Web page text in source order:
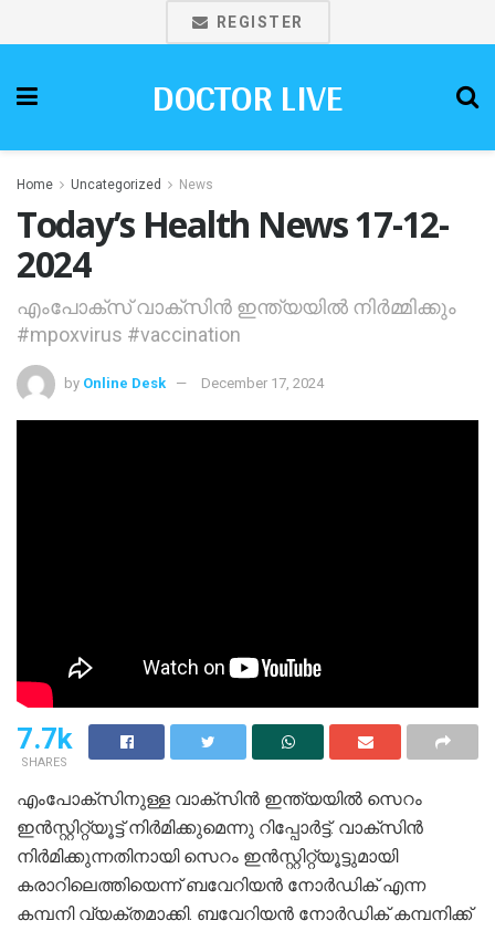
REGISTER
DOCTOR LIVE
Home Uncategorized News
Today’s Health News 17-12-
2024
എംപോക്‌സ് വാക്‌സിന്‍ ഇന്ത്യയില്‍ നിര്‍മ്മിക്കും
#mpoxvirus #vaccination
by Online Desk December 17, 2024
7.7k
SHARES
എംപോക്‌സിനുള്ള വാക്‌സിന്‍ ഇന്ത്യയില്‍ സെറം
ഇന്‍സ്റ്റിറ്റ്യൂട്ട് നിര്‍മിക്കുമെന്നു റിപ്പോര്‍ട്ട്. വാക്‌സിന്‍
നിര്‍മിക്കുന്നതിനായി സെറം ഇന്‍സ്റ്റിറ്റ്യൂട്ടുമായി
കരാറിലെത്തിയെന്ന് ബവേറിയന്‍ നോര്‍ഡിക് എന്ന
കമ്പനി വ്യക്തമാക്കി. ബവേറിയന്‍ നോര്‍ഡിക് കമ്പനിക്ക്